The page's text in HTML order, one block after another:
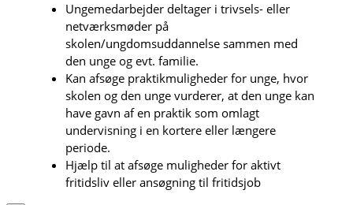
Ungemedarbejder deltager i trivsels- eller
netværksmøder på
skolen/ungdomsuddannelse sammen med
den unge og evt. familie.
Kan afsøge praktikmuligheder for unge, hvor
skolen og den unge vurderer, at den unge kan
have gavn af en praktik som omlagt
undervisning i en kortere eller længere
periode.
Hjælp til at afsøge muligheder for aktivt
fritidsliv eller ansøgning til fritidsjob